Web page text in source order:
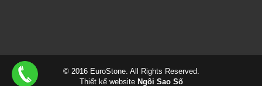
© 2016 EuroStone. All Rights Reserved.
Thiết kế website Ngôi Sao Số